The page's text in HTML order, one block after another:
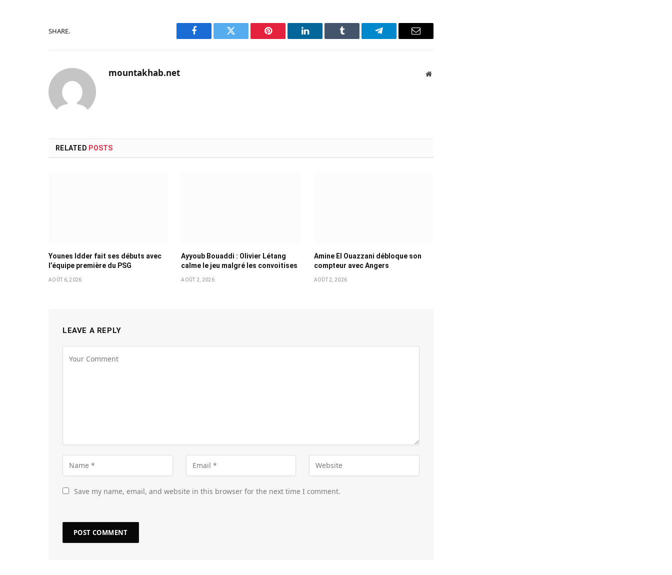
SHARE.
Facebook Twitter Pinterest LinkedIn Tumblr Telegram Email
mountakhab.net Website
RELATED POSTS
Younes Idder fait ses débuts avec
l’équipe première du PSG
AOÛT 6, 2026
Ayyoub Bouaddi : Olivier Létang
calme le jeu malgré les convoitises
AOÛT 2, 2026
Amine El Ouazzani débloque son
compteur avec Angers
AOÛT 2, 2026
LEAVE A REPLY
Save my name, email, and website in this browser for the next time I comment.